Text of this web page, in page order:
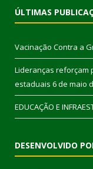
ÚLTIMAS
Vacinação Contra a
Lideranças reforçam
estaduais 6 de maio
EDUCAÇÃO E
DESENVOLVIDO